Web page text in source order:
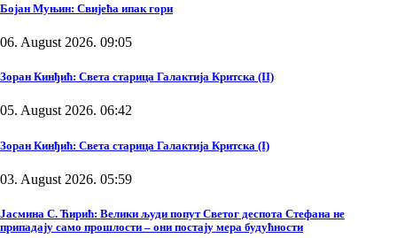
Бојан Муњин: Свијећа ипак гори
06. August 2026. 09:05
Зоран Кинђић: Света старица Галактија Критска (II)
05. August 2026. 06:42
Зоран Кинђић: Света старица Галактија Критска (I)
03. August 2026. 05:59
Јасмина С. Ћирић: Велики људи попут Светог деспота Стефана не
припадају само прошлости – они постају мера будућности